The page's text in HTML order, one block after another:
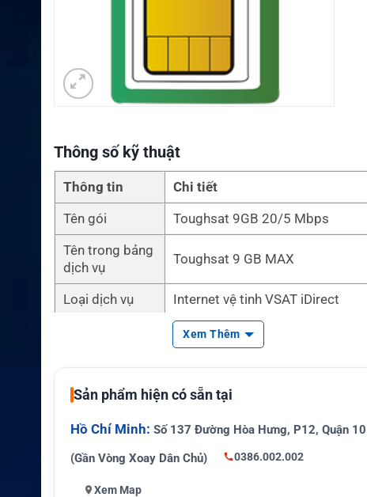
Thông số kỹ thuật
Thông tin
Chi tiết
Tên gói
Toughsat 9GB 20/5 Mbps
Tên trong bảng
dịch vụ
Toughsat 9 GB MAX
Loại dịch vụ
Internet vệ tinh VSAT iDirect
9 GB mỗi tháng
Xem Thêm
Sản phẩm hiện có sẵn tại
Hồ Chí Minh: Số 137 Đường Hòa Hưng, P12, Quận 10
(Gần Vòng Xoay Dân Chủ)
0386.002.002
Xem Map